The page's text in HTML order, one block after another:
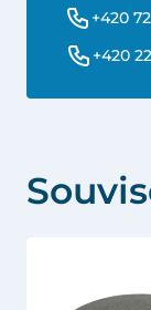
+420
+420